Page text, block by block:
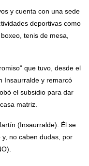
y cuenta con una sede
deportivas como
tenis de mesa,
que tuvo, desde el
Insaurralde y remarcó
el subsidio para dar
matriz.
(Insaurralde). Él se
no caben dudas, por